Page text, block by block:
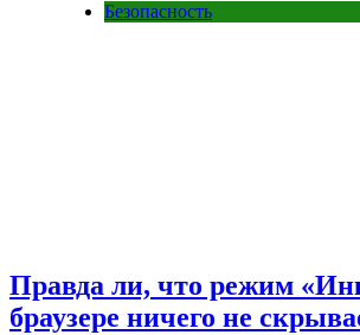
Безопасность
Правда ли, что режим
браузере ничего не